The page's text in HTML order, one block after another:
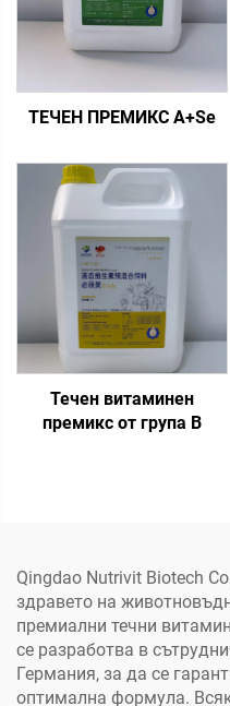
ТЕЧЕН ПРЕМИКС A+Se
Течен витаминен
премикс от група B
Qingdao Nutrivit Biotech
здравето на
премиални течни
се разработва в
Германия, за да се
оптимална формула.